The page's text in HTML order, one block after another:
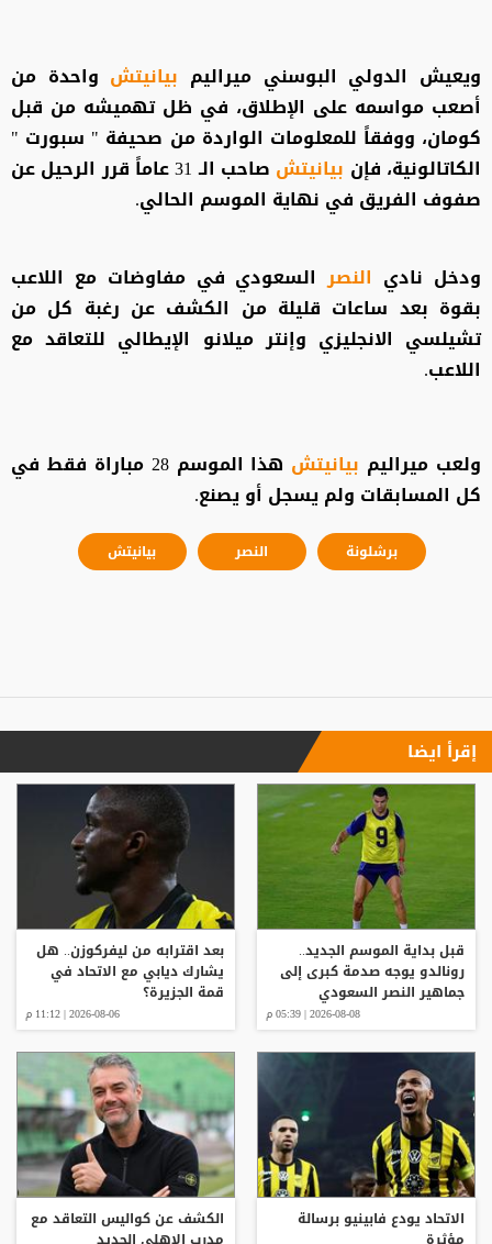
ويعيش الدولي البوسني ميراليم بيانيتش واحدة من
أصعب مواسمه على الإطلاق، في ظل تهميشه من قبل
كومان، ووفقاً للمعلومات الواردة من صحيفة " سبورت "
الكاتالونية، فإن بيانيتش
صاحب الـ 31 عاماً قرر الرحيل عن
صفوف الفريق في نهاية الموسم الحالي.
ودخل نادي النصر السعودي في مفاوضات مع اللاعب
بقوة بعد ساعات قليلة من الكشف عن رغبة كل من
تشيلسي الانجليزي وإنتر ميلانو الإيطالي للتعاقد مع
اللاعب.
ولعب ميراليم بيانيتش
هذا الموسم 28 مباراة فقط في
كل المسابقات ولم يسجل أو يصنع.
برشلونة النصر بيانيتش
إقرأ ايضا
قبل بداية الموسم الجديد..
رونالدو يوجه صدمة كبرى إلى
جماهير النصر السعودي
2026-08-08 | 05:39 م
بعد اقترابه من ليفركوزن.. هل
يشارك ديابي مع الاتحاد في
قمة الجزيرة؟
2026-08-06 | 11:12 م
الاتحاد يودع فابينيو برسالة
مؤثرة
الكشف عن كواليس التعاقد مع
مدرب الاهلي الجديد